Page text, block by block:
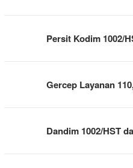
Persit Kodim 1002/
Gercep Layanan
Dandim 1002/HST